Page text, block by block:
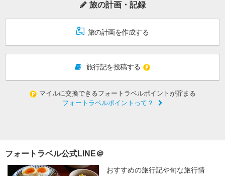
旅の計画・記録
旅の計画を作成する
旅行記を投稿する
マイルに交換できるフォートラベルポイントが貯まる
フォートラベルポイントって？
フォートラベル公式LINE＠
おすすめの旅行記や旬な旅行情